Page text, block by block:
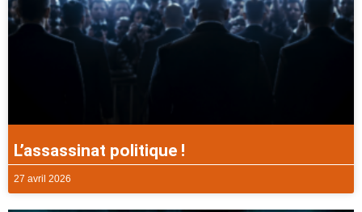
L’assassinat politique !
27 avril 2026